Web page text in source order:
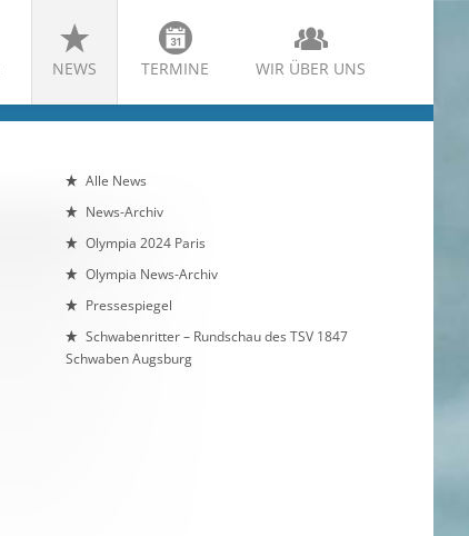
NEWS TERMINE WIR ÜBER UNS
Alle News
News-Archiv
Olympia 2024 Paris
Olympia News-Archiv
Pressespiegel
Schwabenritter – Rundschau des TSV 1847
Schwaben Augsburg